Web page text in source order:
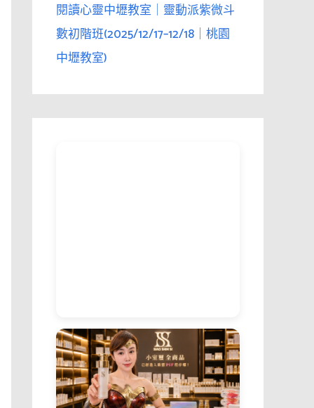
閱讀心靈中壢教室｜靈動派紫微斗
數初階班(2025/12/17–12/18｜桃園
中壢教室)